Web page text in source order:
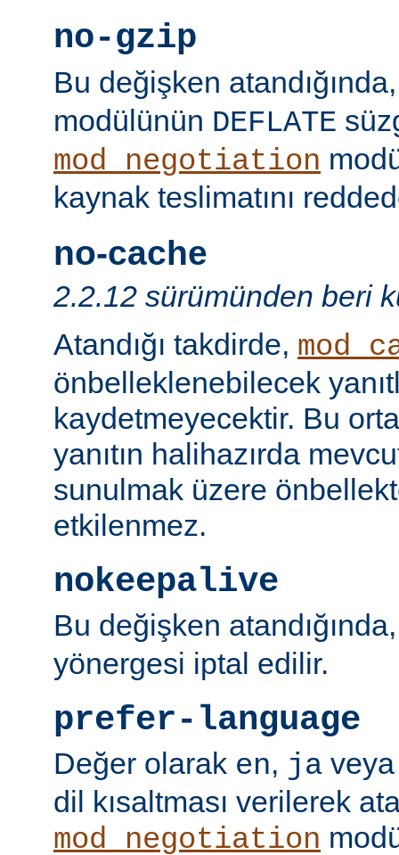
no-gzip
Bu değişken
modülünün DEFLATE
mod_negotiation
kaynak teslimatını
no-cache
2.2.12 sürümünden beri
Atandığı takdirde,
önbelleklenebilecek
kaydetmeyecektir. Bu
yanıtın halihazırda
sunulmak üzere
etkilenmez.
nokeepalive
Bu değişken
yönergesi iptal edilir.
prefer-language
Değer olarak en, ja
dil kısaltması verilerek
mod_negotiation